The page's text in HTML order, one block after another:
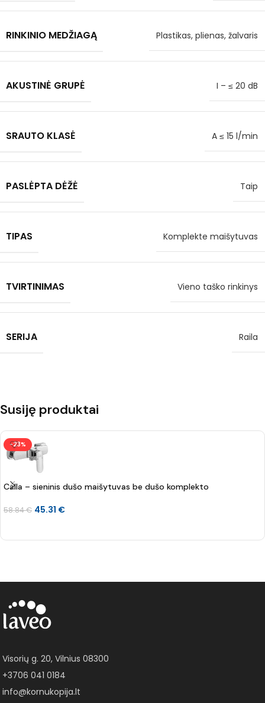
RINKINIO MEDŽIAGĄ Plastikas, plienas, žalvaris
AKUSTINĖ GRUPĖ I – ≤ 20 dB
SRAUTO KLASĖ A ≤ 15 l/min
PASLĖPTA DĖŽĖ Taip
TIPAS Komplekte maišytuvas
TVIRTINIMAS Vieno taško rinkinys
SERIJA Raila
Susiję produktai
-23%
Calla – sieninis dušo maišytuvas be dušo komplekto
58.84€ 45.31 €
Visorių g. 20, Vilnius 08300
+3706 041 0184
info@kornukopija.lt